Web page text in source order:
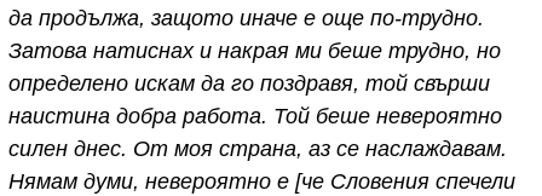
да продължа, защото иначе е още по-трудно.
Затова натиснах и накрая ми беше трудно, но
определено искам да го поздравя, той свърши
наистина добра работа. Той беше невероятно
силен днес. От моя страна, аз се наслаждавам.
Нямам думи, невероятно е [че Словения спечели